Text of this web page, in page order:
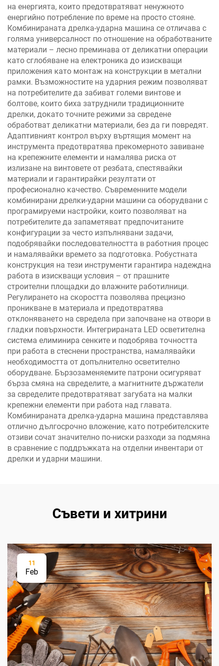
на енергията, които предотвратяват ненужното
енергийно потребление по време на просто стояне.
Комбинираната дрелка-ударна машина се отличава с
голяма универсалност по отношение на обработваните
материали – лесно преминава от деликатни операции
като сглобяване на електроника до изискващи
приложения като монтаж на конструкции в метални
рамки. Възможностите на ударния режим позволяват
на потребителите да забиват големи винтове и
болтове, които биха затруднили традиционните
дрелки, докато точните режими за свредене
обработват деликатни материали, без да ги повредят.
Адаптивният контрол върху въртящия момент на
инструмента предотвратява прекомерното завиване
на крепежните елементи и намалява риска от
излизане на винтовете от резбата, спестявайки
материали и гарантирайки резултати от
професионално качество. Съвременните модели
комбинирани дрелки-ударни машини са оборудвани с
програмируеми настройки, които позволяват на
потребителите да запаметяват предпочитаните
конфигурации за често изпълнявани задачи,
подобрявайки последователността в работния процес
и намалявайки времето за подготовка. Робустната
конструкция на тези инструменти гарантира надеждна
работа в изискващи условия – от прашните
строителни площадки до влажните работилници.
Регулирането на скоростта позволява прецизно
проникване в материала и предотвратява
отклоняването на свредела при започване на отвори в
гладки повърхности. Интегрираната LED осветителна
система елиминира сенките и подобрява точността
при работа в стеснени пространства, намалявайки
необходимостта от допълнително осветително
оборудване. Бързозаменяемите патрони осигуряват
бърза смяна на свределите, а магнитните държатели
за свределите предотвратяват загубата на малки
крепежни елементи при работа над главата.
Комбинираната дрелка-ударна машина представлява
отлично дългосрочно вложение, като потребителските
отзиви сочат значително по-ниски разходи за подмяна
в сравнение с поддръжката на отделни инвентари от
дрелки и ударни машини.
Съвети и хитрини
11
Feb